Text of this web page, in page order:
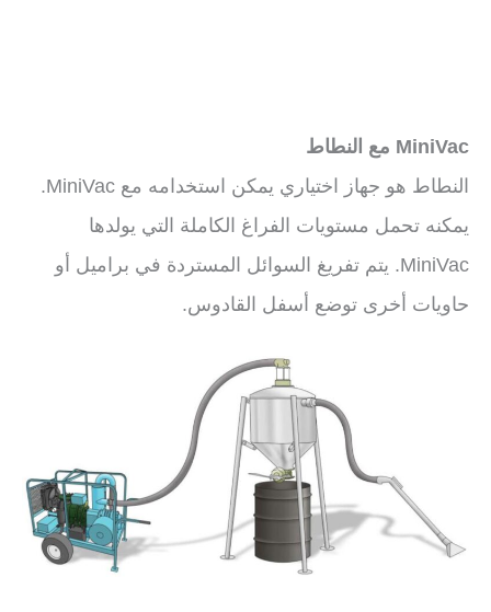
MiniVac مع النطاط
النطاط هو جهاز اختياري يمكن استخدامه مع MiniVac.
يمكنه تحمل مستويات الفراغ الكاملة التي يولدها
MiniVac. يتم تفريغ السوائل المستردة في براميل أو
حاويات أخرى توضع أسفل القادوس.